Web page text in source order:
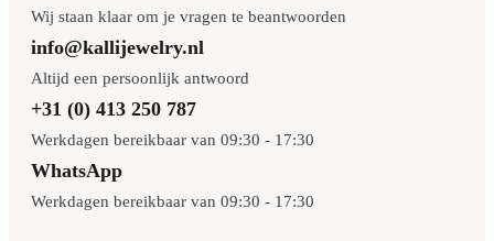
Wij staan klaar om je vragen te beantwoorden
info@kallijewelry.nl
Altijd een persoonlijk antwoord
+31 (0) 413 250 787
Werkdagen bereikbaar van 09:30 - 17:30
WhatsApp
Werkdagen bereikbaar van 09:30 - 17:30